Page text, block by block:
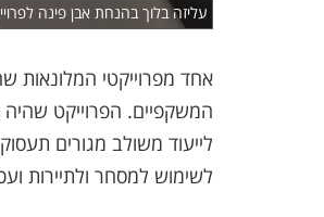
עליזה בלוך בהנחת אבן פינה
אחד מפרוייקטי המלונאות
המשקפיים. הפרוייקט שהיה
לייעוד משולב מגורים
לשימוש למסחר ולתיירות